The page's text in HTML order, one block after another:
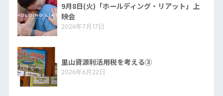
9月8日(火)「ホールディング・リアット」上
映会
2026年7月17日
里山資源利活用税を考える③
2026年6月22日